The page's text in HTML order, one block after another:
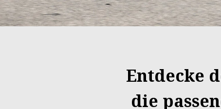
Entdecke
die